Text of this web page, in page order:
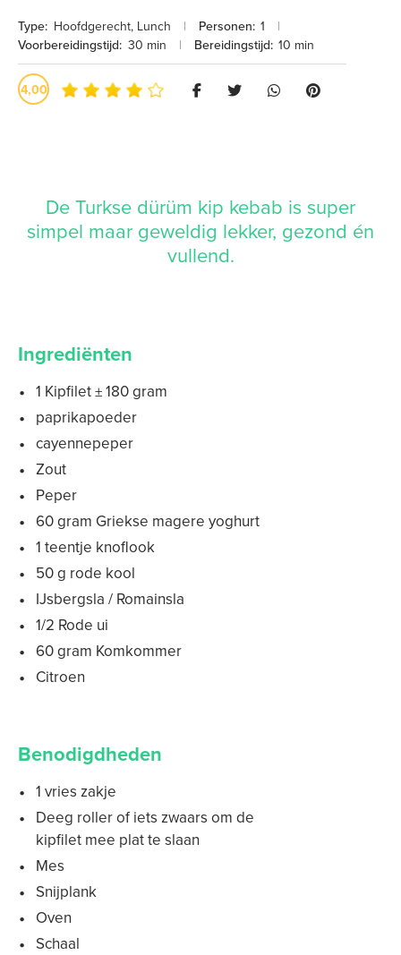
Type: Hoofdgerecht, Lunch | Personen: 1
|
Voorbereidingstijd: 30 min | Bereidingstijd: 10 min
4,00
De Turkse dürüm kip kebab is super
simpel maar geweldig lekker, gezond én
vullend.
Ingrediënten
1 Kipfilet ± 180 gram
paprikapoeder
cayennepeper
Zout
Peper
60 gram Griekse magere yoghurt
1 teentje knoflook
50 g rode kool
IJsbergsla / Romainsla
1/2 Rode ui
60 gram Komkommer
Citroen
Benodigdheden
1 vries zakje
Deeg roller of iets zwaars om de
kipfilet mee plat te slaan
Mes
Snijplank
Oven
Schaal